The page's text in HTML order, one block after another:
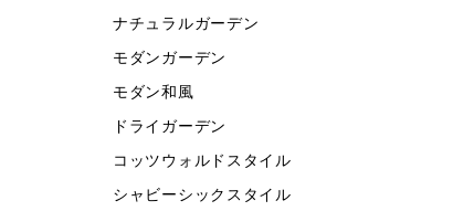
ナチュラルガーデン
モダンガーデン
モダン和風
ドライガーデン
コッツウォルドスタイル
シャビーシックスタイル